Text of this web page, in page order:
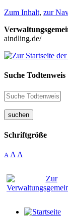
Zum Inhalt, zur
aindling.de/
Suche Todtenweis
suchen
Schriftgröße
A A A